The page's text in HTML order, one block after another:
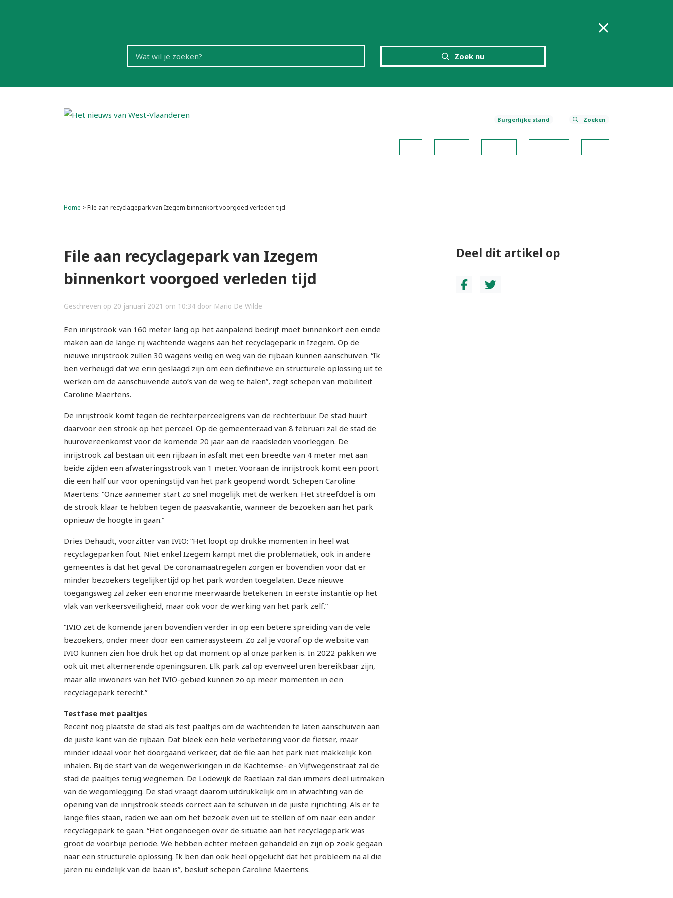
Zoek nu
Burgerlijke stand Zoeken
Home >File aan recyclagepark van Izegem binnenkort voorgoed verleden tijd
File aan recyclagepark van Izegem
binnenkort voorgoed verleden tijd
Geschreven op 20 januari 2021 om 10:34 door Mario De Wilde
Een inrijstrook van 160 meter lang op het aanpalend bedrijf moet binnenkort een einde
maken aan de lange rij wachtende wagens aan het recyclagepark in Izegem. Op de
nieuwe inrijstrook zullen 30 wagens veilig en weg van de rijbaan kunnen aanschuiven. “Ik
ben verheugd dat we erin geslaagd zijn om een definitieve en structurele oplossing uit te
werken om de aanschuivende auto’s van de weg te halen”, zegt schepen van mobiliteit
Caroline Maertens.
De inrijstrook komt tegen de rechterperceelgrens van de rechterbuur. De stad huurt
daarvoor een strook op het perceel. Op de gemeenteraad van 8 februari zal de stad de
huurovereenkomst voor de komende 20 jaar aan de raadsleden voorleggen. De
inrijstrook zal bestaan uit een rijbaan in asfalt met een breedte van 4 meter met aan
beide zijden een afwateringsstrook van 1 meter. Vooraan de inrijstrook komt een poort
die een half uur voor openingstijd van het park geopend wordt. Schepen Caroline
Maertens: “Onze aannemer start zo snel mogelijk met de werken. Het streefdoel is om
de strook klaar te hebben tegen de paasvakantie, wanneer de bezoeken aan het park
opnieuw de hoogte in gaan.”
Dries Dehaudt, voorzitter van IVIO: “Het loopt op drukke momenten in heel wat
recyclageparken fout. Niet enkel Izegem kampt met die problematiek, ook in andere
gemeentes is dat het geval. De coronamaatregelen zorgen er bovendien voor dat er
minder bezoekers tegelijkertijd op het park worden toegelaten. Deze nieuwe
toegangsweg zal zeker een enorme meerwaarde betekenen. In eerste instantie op het
vlak van verkeersveiligheid, maar ook voor de werking van het park zelf.”
“IVIO zet de komende jaren bovendien verder in op een betere spreiding van de vele
bezoekers, onder meer door een camerasysteem. Zo zal je vooraf op de website van
IVIO kunnen zien hoe druk het op dat moment op al onze parken is. In 2022 pakken we
ook uit met alternerende openingsuren. Elk park zal op evenveel uren bereikbaar zijn,
maar alle inwoners van het IVIO-gebied kunnen zo op meer momenten in een
recyclagepark terecht.”
Testfase met paaltjes
Recent nog plaatste de stad als test paaltjes om de wachtenden te laten aanschuiven aan
de juiste kant van de rijbaan. Dat bleek een hele verbetering voor de fietser, maar
minder ideaal voor het doorgaand verkeer, dat de file aan het park niet makkelijk kon
inhalen. Bij de start van de wegenwerkingen in de Kachtemse- en Vijfwegenstraat zal de
stad de paaltjes terug wegnemen. De Lodewijk de Raetlaan zal dan immers deel uitmaken
van de wegomlegging. De stad vraagt daarom uitdrukkelijk om in afwachting van de
opening van de inrijstrook steeds correct aan te schuiven in de juiste rijrichting. Als er te
lange files staan, raden we aan om het bezoek even uit te stellen of om naar een ander
recyclagepark te gaan. “Het ongenoegen over de situatie aan het recyclagepark was
groot de voorbije periode. We hebben echter meteen gehandeld en zijn op zoek gegaan
naar een structurele oplossing. Ik ben dan ook heel opgelucht dat het probleem na al die
jaren nu eindelijk van de baan is”, besluit schepen Caroline Maertens.
Deel dit artikel op